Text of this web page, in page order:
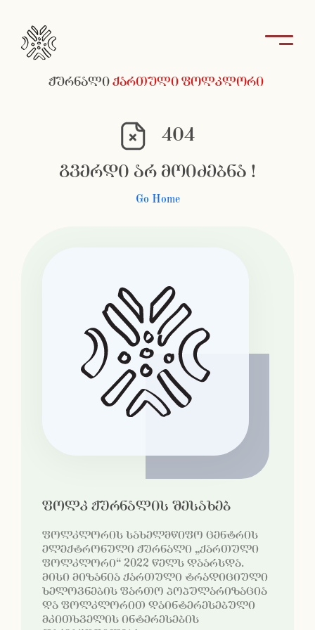
ჟურნალიქართული ფოლკლორი
404
გვერდი არ მოიძებნა !
Go Home
ფოლკ ჟურნალის შესახებ
ფოლკლორის სახელმწიფო ცენტრის
ელექტრონული ჟურნალი „ქართული
ფოლკლორი“ 2022 წელს დაარსდა.
მისი მიზანია ქართული ტრადიციული
ხელოვნების ფართო პოპულარიზაცია
და ფოლკლორით დაინტერესებული
მკითხველის ინტერესების